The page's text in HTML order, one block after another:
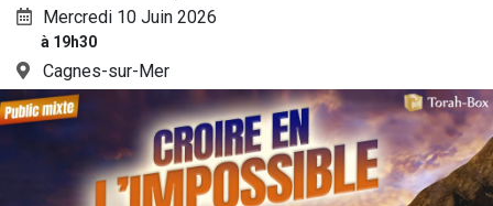
Mercredi 10 Juin 2026
à 19h30
Cagnes-sur-Mer